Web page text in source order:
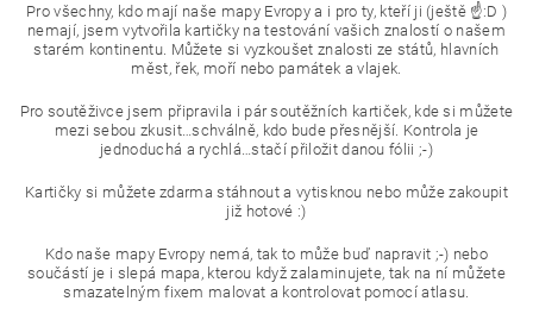
Pro všechny, kdo mají naše mapy Evropy a i pro ty, kteří ji (ještě ☝:D )
nemají, jsem vytvořila kartičky na testování vašich znalostí o našem
starém kontinentu. Můžete si vyzkoušet znalosti ze států, hlavních
měst, řek, moří nebo památek a vlajek.
Pro soutěživce jsem připravila i pár soutěžních kartiček, kde si můžete
mezi sebou zkusit…schválně, kdo bude přesnější. Kontrola je
jednoduchá a rychlá…stačí přiložit danou fólii ;-)
Kartičky si můžete zdarma stáhnout a vytisknou nebo může zakoupit
již hotové :)
Kdo naše mapy Evropy nemá, tak to může buď napravit ;-) nebo
součástí je i slepá mapa, kterou když zalaminujete, tak na ní můžete
smazatelným fixem malovat a kontrolovat pomocí atlasu.